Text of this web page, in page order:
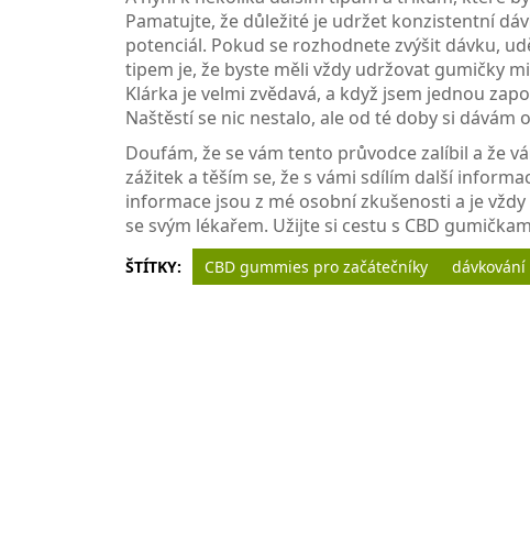
Pamatujte, že důležité je udržet konzistentní
potenciál. Pokud se rozhodnete zvýšit dávku,
tipem je, že byste měli vždy udržovat gumičky
Klárka je velmi zvědavá, a když jsem jednou
Naštěstí se nic nestalo, ale od té doby si dávám
Doufám, že se vám tento průvodce zalíbil a že
zážitek a těším se, že s vámi sdílím další
informace jsou z mé osobní zkušenosti a je
se svým lékařem. Užijte si cestu s CBD
ŠTÍTKY: CBD gummies pro začátečníky dávkování